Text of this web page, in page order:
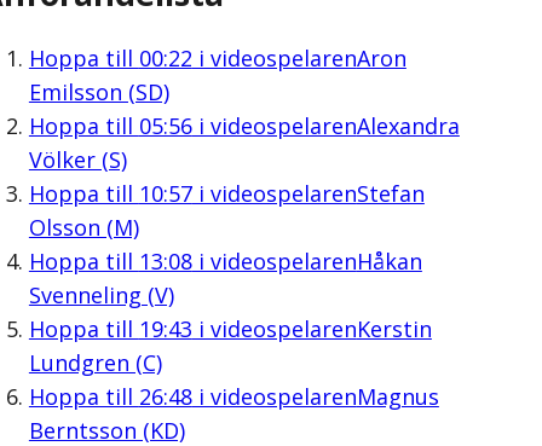
Hoppa till 00:22 i videospelarenAron
Emilsson (SD)
Hoppa till 05:56i videospelarenAlexandra
Völker (S)
Hoppa till 10:57i videospelarenStefan
Olsson (M)
Hoppa till 13:08i videospelarenHåkan
Svenneling (V)
Hoppa till 19:43 i videospelarenKerstin
Lundgren (C)
Hoppa till 26:48i videospelarenMagnus
Berntsson (KD)